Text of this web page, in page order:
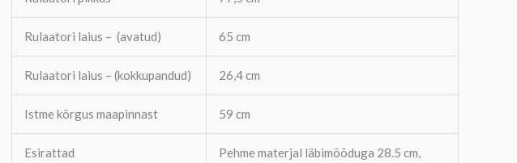
Rulaatori laius – (avatud) 65 cm
Rulaatori laius – (kokkupandud) 26,4 cm
Istme kõrgus maapinnast 59 cm
Esirattad
Pehme materjal läbimõõduga 28.5 cm,